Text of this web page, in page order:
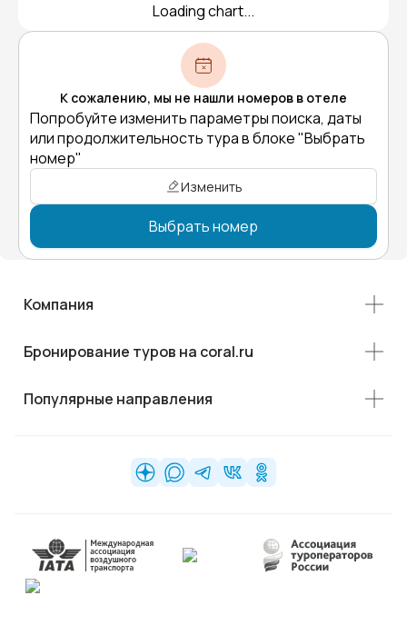
Loading chart...
К сожалению, мы не нашли номеров в отеле
Попробуйте изменить параметры поиска, даты
или продолжительность тура в блоке "Выбрать
номер"
Изменить
Выбрать номер
Компания
Бронирование туров на coral.ru
Популярные направления